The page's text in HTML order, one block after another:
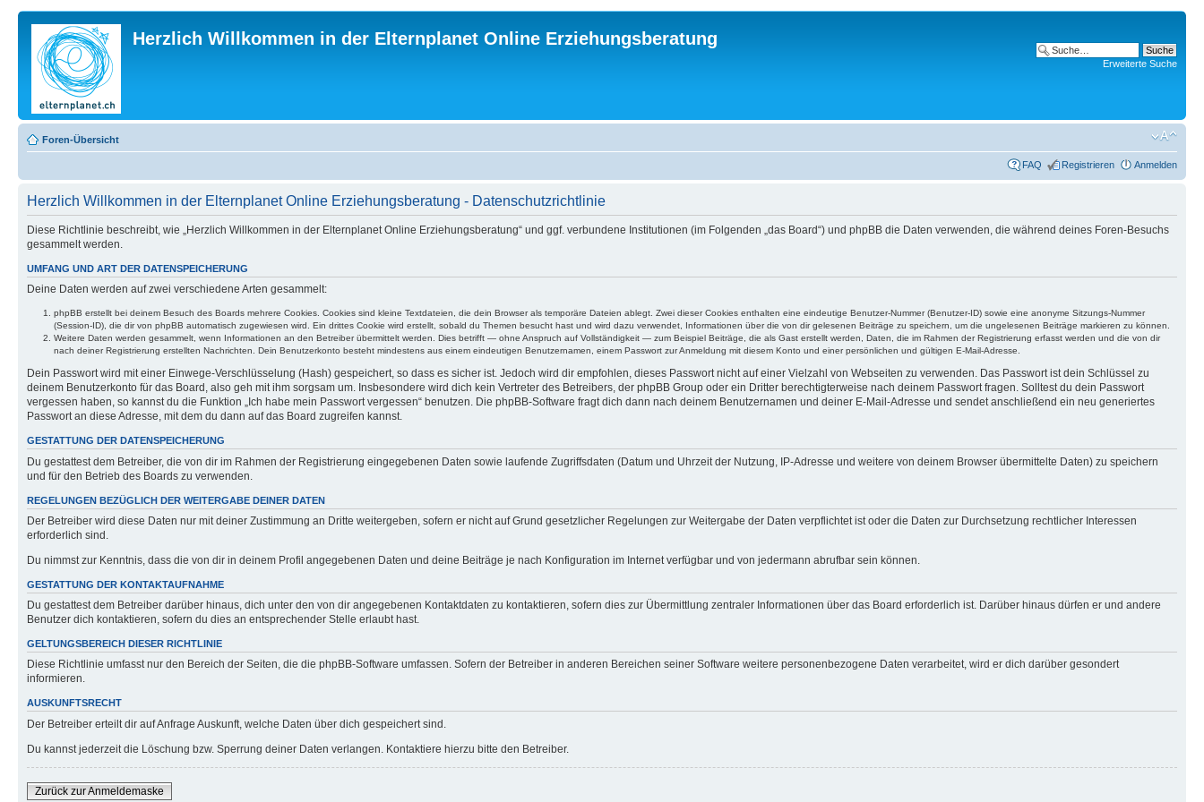
Herzlich Willkommen in der Elternplanet Online Erziehungsberatung
Erweiterte Suche
Foren-Übersicht
FAQ Registrieren Anmelden
Herzlich Willkommen in der Elternplanet Online Erziehungsberatung - Datenschutzrichtlinie
Diese Richtlinie beschreibt, wie „Herzlich Willkommen in der Elternplanet Online Erziehungsberatung“ und ggf. verbundene Institutionen (im Folgenden „das Board“) und phpBB die Daten verwenden, die während deines Foren-Besuchs
gesammelt werden.
UMFANG UND ART DER DATENSPEICHERUNG
Deine Daten werden auf zwei verschiedene Arten gesammelt:
phpBB erstellt bei deinem Besuch des Boards mehrere Cookies. Cookies sind kleine Textdateien, die dein Browser als temporäre Dateien ablegt. Zwei dieser Cookies enthalten eine eindeutige Benutzer-Nummer (Benutzer-ID) sowie eine anonyme Sitzungs-Nummer
(Session-ID), die dir von phpBB automatisch zugewiesen wird. Ein drittes Cookie wird erstellt, sobald du Themen besucht hast und wird dazu verwendet, Informationen über die von dir gelesenen Beiträge zu speichern, um die ungelesenen Beiträge markieren zu können.
Weitere Daten werden gesammelt, wenn Informationen an den Betreiber übermittelt werden. Dies betrifft — ohne Anspruch auf Vollständigkeit — zum Beispiel Beiträge, die als Gast erstellt werden, Daten, die im Rahmen der Registrierung erfasst werden und die von dir
nach deiner Registrierung erstellten Nachrichten. Dein Benutzerkonto besteht mindestens aus einem eindeutigen Benutzernamen, einem Passwort zur Anmeldung mit diesem Konto und einer persönlichen und gültigen E-Mail-Adresse.
Dein Passwort wird mit einer Einwege-Verschlüsselung (Hash) gespeichert, so dass es sicher ist. Jedoch wird dir empfohlen, dieses Passwort nicht auf einer Vielzahl von Webseiten zu verwenden. Das Passwort ist dein Schlüssel zu
deinem Benutzerkonto für das Board, also geh mit ihm sorgsam um. Insbesondere wird dich kein Vertreter des Betreibers, der phpBB Group oder ein Dritter berechtigterweise nach deinem Passwort fragen. Solltest du dein Passwort
vergessen haben, so kannst du die Funktion „Ich habe mein Passwort vergessen“ benutzen. Die phpBB-Software fragt dich dann nach deinem Benutzernamen und deiner E-Mail-Adresse und sendet anschließend ein neu generiertes
Passwort an diese Adresse, mit dem du dann auf das Board zugreifen kannst.
GESTATTUNG DER DATENSPEICHERUNG
Du gestattest dem Betreiber, die von dir im Rahmen der Registrierung eingegebenen Daten sowie laufende Zugriffsdaten (Datum und Uhrzeit der Nutzung, IP-Adresse und weitere von deinem Browser übermittelte Daten) zu speichern
und für den Betrieb des Boards zu verwenden.
REGELUNGEN BEZÜGLICH DER WEITERGABE DEINER DATEN
Der Betreiber wird diese Daten nur mit deiner Zustimmung an Dritte weitergeben, sofern er nicht auf Grund gesetzlicher Regelungen zur Weitergabe der Daten verpflichtet ist oder die Daten zur Durchsetzung rechtlicher Interessen
erforderlich sind.
Du nimmst zur Kenntnis, dass die von dir in deinem Profil angegebenen Daten und deine Beiträge je nach Konfiguration im Internet verfügbar und von jedermann abrufbar sein können.
GESTATTUNG DER KONTAKTAUFNAHME
Du gestattest dem Betreiber darüber hinaus, dich unter den von dir angegebenen Kontaktdaten zu kontaktieren, sofern dies zur Übermittlung zentraler Informationen über das Board erforderlich ist. Darüber hinaus dürfen er und andere
Benutzer dich kontaktieren, sofern du dies an entsprechender Stelle erlaubt hast.
GELTUNGSBEREICH DIESER RICHTLINIE
Diese Richtlinie umfasst nur den Bereich der Seiten, die die phpBB-Software umfassen. Sofern der Betreiber in anderen Bereichen seiner Software weitere personenbezogene Daten verarbeitet, wird er dich darüber gesondert
informieren.
AUSKUNFTSRECHT
Der Betreiber erteilt dir auf Anfrage Auskunft, welche Daten über dich gespeichert sind.
Du kannst jederzeit die Löschung bzw. Sperrung deiner Daten verlangen. Kontaktiere hierzu bitte den Betreiber.
Zurück zur Anmeldemaske